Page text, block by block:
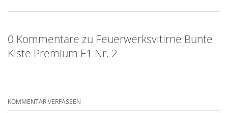
0 Kommentare zu Feuerwerksvitirne Bunte
Kiste Premium F1 Nr. 2
KOMMENTAR VERFASSEN